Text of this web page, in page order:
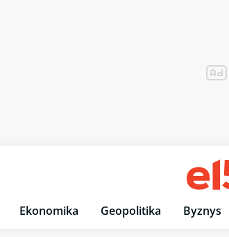
Ekonomika Geopolitika Byznys